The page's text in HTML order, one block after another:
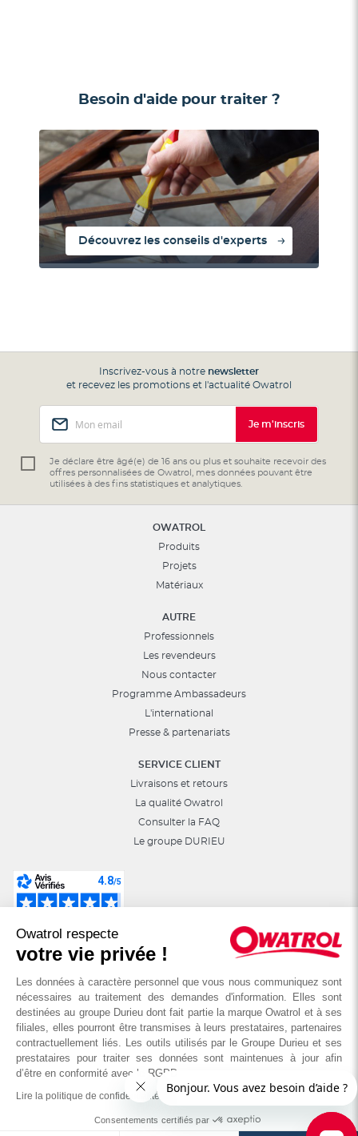
Owatrol respecte
votre vie privée !
Les données à caractère personnel que vous nous communiquez sont
nécessaires au traitement des demandes d'information. Elles sont
destinées au groupe Durieu dont fait partie la marque Owatrol et à ses
filiales, elles pourront être transmises à leurs prestataires, partenaires
contractuellement liés. Les outils utilisés par le Groupe Durieu et ses
prestataires pour traiter ses données sont maintenues à jour afin
d’être en conformité avec le RGPD
Lire la politique de confidentialité
Consentements certifiés par
Besoin d'aide pour traiter ?
Découvrez les conseils d'experts
Inscrivez-vous à notre newsletter
et recevez les promotions et l'actualité Owatrol
notre
lettre
d’information
Je m'inscris
Je déclare être âgé(e) de 16 ans ou plus et souhaite recevoir des
offres personnalisées de Owatrol, mes données pouvant être
utilisées à des fins statistiques et analytiques.
OWATROL
Produits
Projets
Matériaux
AUTRE
Professionnels
Les revendeurs
Nous contacter
Programme Ambassadeurs
L'international
Presse & partenariats
SERVICE CLIENT
Livraisons et retours
La qualité Owatrol
Consulter la FAQ
Le groupe DURIEU
Suivez-nous sur les réseaux sociaux :
astuces, jeux, promotions…
© OWATROL - Groupe DURIEU